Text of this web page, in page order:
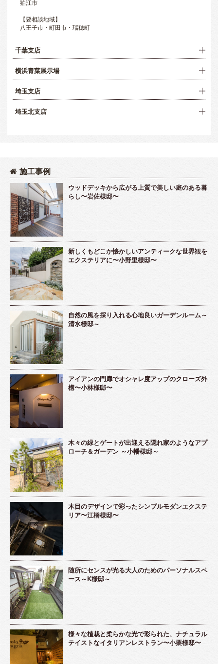
狛江市
【要相談地域】
八王子市・町田市・瑞穂町
千葉支店
横浜青葉展示場
埼玉支店
埼玉北支店
施工事例
ウッドデッキから広がる上質で美しい庭のある暮
らし〜岩佐様邸〜
新しくもどこか懐かしいアンティークな世界観を
エクステリアに〜小野里様邸〜
自然の風を採り入れる心地良いガーデンルーム～
清水様邸～
アイアンの門扉でオシャレ度アップのクローズ外
構〜小林様邸〜
木々の緑とゲートが出迎える隠れ家のようなアプ
ローチ＆ガーデン ～小幡様邸～
木目のデザインで彩ったシンプルモダンエクステ
リア〜江橋様邸〜
随所にセンスが光る大人のためのパーソナルスペ
ース～K様邸～
様々な植栽と柔らかな光で彩られた、ナチュラル
テイストなイタリアンレストラン〜小栗様邸〜